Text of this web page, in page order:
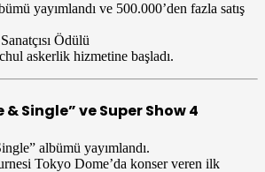
yayımlandı ve 500.000’den fazla satış
Ödülü
askerlik hizmetine başladı.
& Single” ve Super Show 4
albümü yayımlandı.
Tokyo Dome’da konser veren ilk